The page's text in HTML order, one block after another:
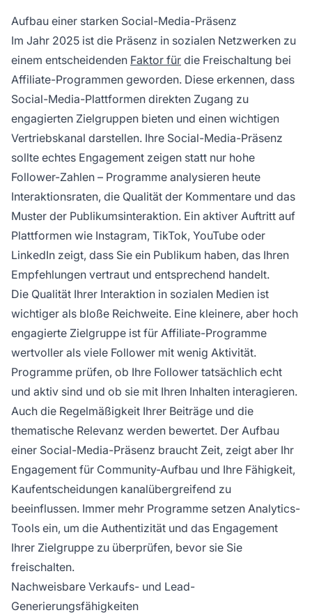
Aufbau einer starken Social-Media-Präsenz
Im Jahr 2025 ist die Präsenz in sozialen Netzwerken zu
einem entscheidenden Faktor für die Freischaltung bei
Affiliate-Programmen geworden. Diese erkennen, dass
Social-Media-Plattformen direkten Zugang zu
engagierten Zielgruppen bieten und einen wichtigen
Vertriebskanal darstellen. Ihre Social-Media-Präsenz
sollte echtes Engagement zeigen statt nur hohe
Follower-Zahlen – Programme analysieren heute
Interaktionsraten, die Qualität der Kommentare und das
Muster der Publikumsinteraktion. Ein aktiver Auftritt auf
Plattformen wie Instagram, TikTok, YouTube oder
LinkedIn zeigt, dass Sie ein Publikum haben, das Ihren
Empfehlungen vertraut und entsprechend handelt.
Die Qualität Ihrer Interaktion in sozialen Medien ist
wichtiger als bloße Reichweite. Eine kleinere, aber hoch
engagierte Zielgruppe ist für Affiliate-Programme
wertvoller als viele Follower mit wenig Aktivität.
Programme prüfen, ob Ihre Follower tatsächlich echt
und aktiv sind und ob sie mit Ihren Inhalten interagieren.
Auch die Regelmäßigkeit Ihrer Beiträge und die
thematische Relevanz werden bewertet. Der Aufbau
einer Social-Media-Präsenz braucht Zeit, zeigt aber Ihr
Engagement für Community-Aufbau und Ihre Fähigkeit,
Kaufentscheidungen kanalübergreifend zu
beeinflussen. Immer mehr Programme setzen Analytics-
Tools ein, um die Authentizität und das Engagement
Ihrer Zielgruppe zu überprüfen, bevor sie Sie
freischalten.
Nachweisbare Verkaufs- und Lead-
Generierungsfähigkeiten